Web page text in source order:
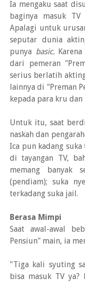
Ia mengaku saat
baginya masuk TV
Apalagi untuk
seputar dunia
punya basic.Karena
dari pemeran
serius berlatih
lainnya di "Preman
kepada para kru dan
Untuk itu, saat
naskah dan
Ica pun kadang
di tayangan TV,
memang banyak
(pendiam); suka
terkadang suka jail.
Berasa Mimpi
Saat awal-awal
Pensiun" main, ia
"Tiga kali syuting
bisa masuk TV